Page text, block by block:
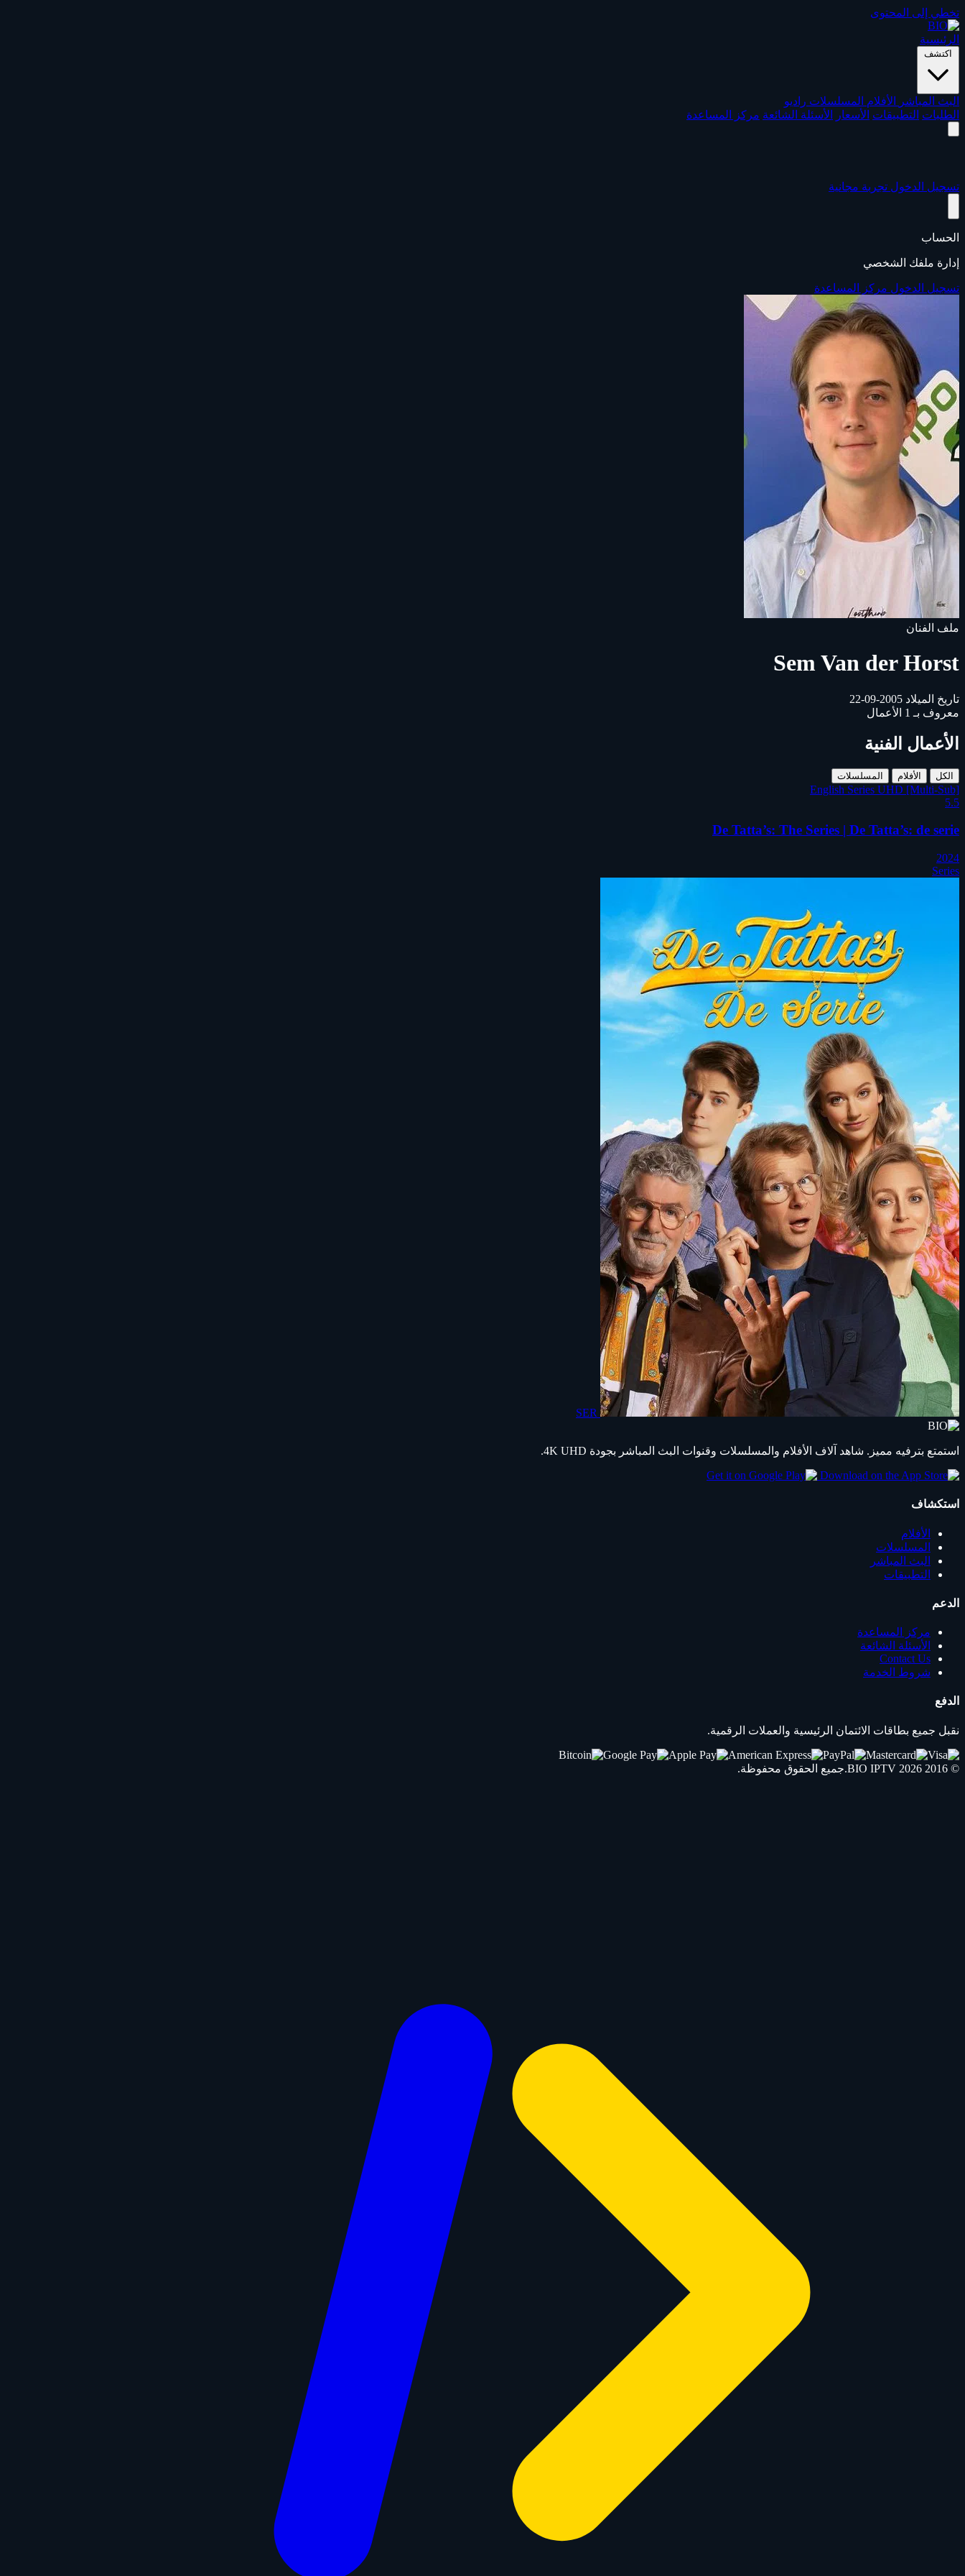
تخطي إلى المحتوى
الرئيسية
اكتشف
البث المباشر الأفلام المسلسلات راديو
الطلبات التطبيقات الأسعار الأسئلة الشائعة مركز المساعدة
تسجيل الدخول تجربة مجانية
الحساب
إدارة ملفك الشخصي
تسجيل الدخول مركز المساعدة
ملف الفنان
Sem Van der Horst
تاريخ الميلاد 2005-09-22
معروف بـ 1 الأعمال
الأعمال الفنية
الكل الأفلام المسلسلات
English Series UHD [Multi-Sub]
5.5
De Tatta’s: The Series | De Tatta’s: de serie
2024
Series
SER
استمتع بترفيه مميز. شاهد آلاف الأفلام والمسلسلات وقنوات البث المباشر بجودة 4K UHD.
استكشاف
الأفلام
المسلسلات
البث المباشر
التطبيقات
الدعم
مركز المساعدة
الأسئلة الشائعة
Contact Us
شروط الخدمة
الدفع
نقبل جميع بطاقات الائتمان الرئيسية والعملات الرقمية.
© 2016 2026
BIO IPTV .جميع الحقوق محفوظة.